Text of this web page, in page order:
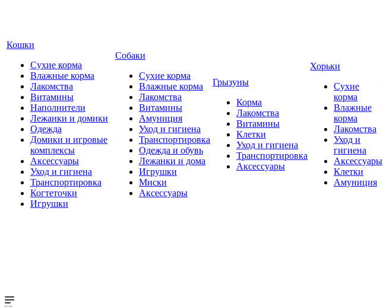
Кошки
Сухие корма
Влажные корма
Лакомства
Витамины
Наполнители
Лежанки и домики
Одежда
Домики и игровые
комплексы
Аксессуары
Уход и гигиена
Транспортировка
Когтеточки
Игрушки
Собаки
Сухие корма
Влажные корма
Лакомства
Витамины
Амуниция
Уход и гигиена
Транспортировка
Одежда и обувь
Лежанки и дома
Игрушки
Миски
Аксессуары
Грызуны
Корма
Лакомства
Витамины
Клетки
Уход и гигиена
Транспортировка
Аксессуары
Хорьки
Сухие
корма
Влажные
корма
Лакомства
Уход и
гигиена
Аксессуары
Клетки
Амуниция